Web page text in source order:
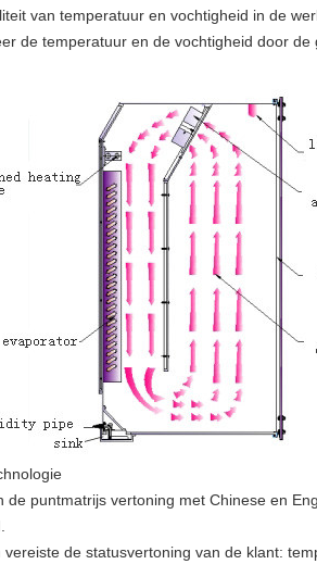
van temperatuur en vochtigheid in de
de temperatuur en de vochtigheid door
puntmatrijs vertoning met Chinese en
de statusvertoning van de klant: